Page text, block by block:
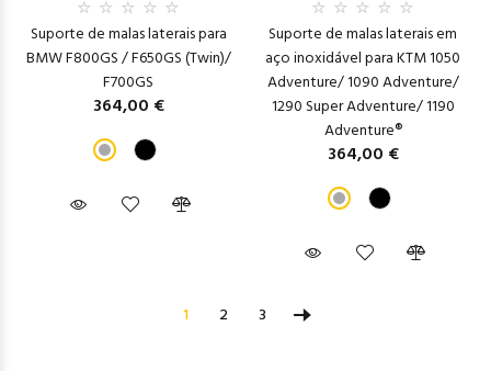
Suporte de malas laterais para
BMW F800GS / F650GS (Twin)/
F700GS
364,00 €
Suporte de malas laterais em
aço inoxidável para KTM 1050
Adventure/ 1090 Adventure/
1290 Super Adventure/ 1190
Adventure®
364,00 €
1 2 3